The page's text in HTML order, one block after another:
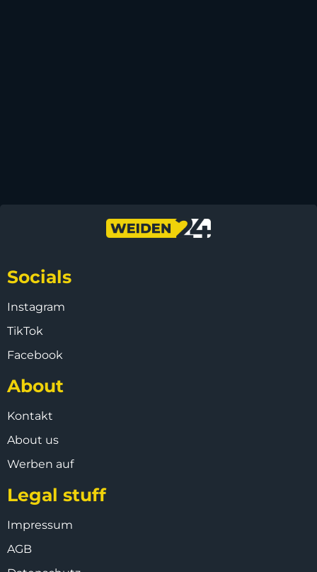
Socials
Instagram
TikTok
Facebook
About
Kontakt
About us
Werben auf
Legal stuff
Impressum
AGB